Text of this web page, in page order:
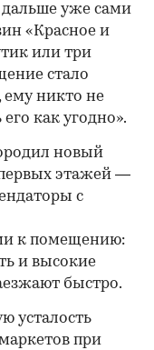
уже сами
«Красное и
или три
стало
ему никто не
как угодно».
новый
этажей —
с
к помещению:
и высокие
быстро.
усталость
при